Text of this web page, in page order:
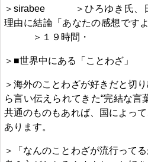
＞sirabee ＞ひろゆき氏、日
理由に結論「あなたの感想です
＞１９時間・
＞■世界中にある「ことわざ
＞海外のことわざが好きだと切
ら言い伝えられてきた“完結な言
共通のものもあれば、国によっ
あります。
＞「なんのことわざが流行って